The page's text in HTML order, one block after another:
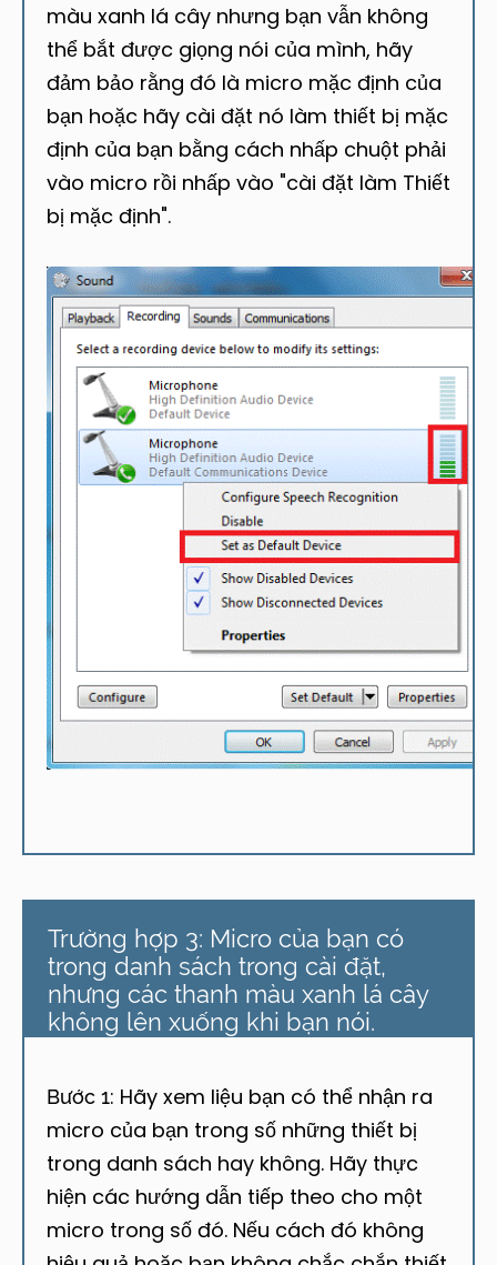
màu xanh lá cây nhưng bạn vẫn không
thể bắt được giọng nói của mình, hãy
đảm bảo rằng đó là micro mặc định của
bạn hoặc hãy cài đặt nó làm thiết bị mặc
định của bạn bằng cách nhấp chuột phải
vào micro rồi nhấp vào "cài đặt làm Thiết
bị mặc định".
Trường hợp 3: Micro của bạn có
trong danh sách trong cài đặt,
nhưng các thanh màu xanh lá cây
không lên xuống khi bạn nói.
Bước 1: Hãy xem liệu bạn có thể nhận ra
micro của bạn trong số những thiết bị
trong danh sách hay không. Hãy thực
hiện các hướng dẫn tiếp theo cho một
micro trong số đó. Nếu cách đó không